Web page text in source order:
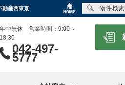
動産西東京
年中無休 営業時間：9:00～
18:30
042-497-
5777
物件検索